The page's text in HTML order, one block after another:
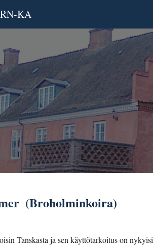
KA
(Broholminkoira)
Tanskasta ja sen käyttötarkoitus on